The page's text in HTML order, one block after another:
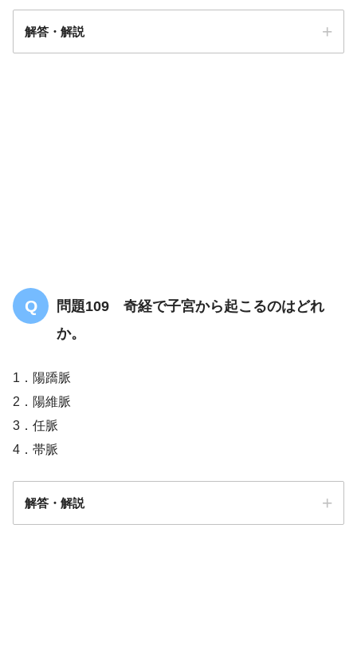
解答・解説
問題109 奇経で子宮から起こるのはどれ
か。
1．陽蹻脈
2．陽維脈
3．任脈
4．帯脈
解答・解説